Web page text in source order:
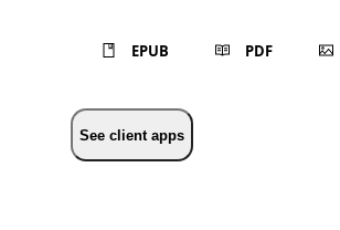
EPUB PDF
See client apps